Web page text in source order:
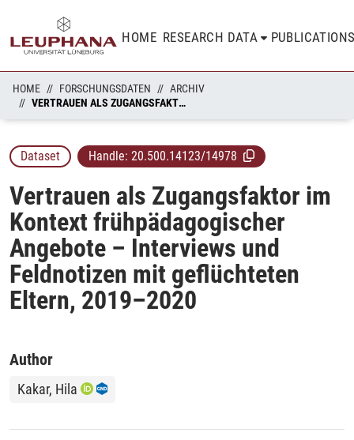
HOME RESEARCH DATA
HOME FORSCHUNGSDATEN
ARCHIV
VERTRAUEN ALS ZUGANGSFAKTOR IM KONTEXT FRÜHPÄDAGOGISCHER ANGEBOTE – INTERVIEWS UND FELDNOTIZEN MIT GEFLÜCHTETEN ELTERN, 2019–2020
Dataset Handle: 20.500.14123/14978
Vertrauen als Zugangsfaktor im
Kontext frühpädagogischer
Angebote – Interviews und
Feldnotizen mit geflüchteten
Eltern, 2019–2020
Author
Kakar, Hila